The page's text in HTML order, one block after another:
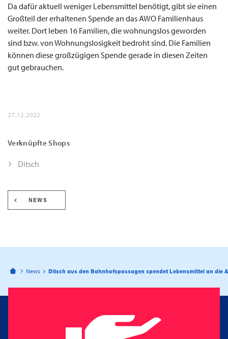
Da dafür aktuell weniger Lebensmittel benötigt, gibt sie einen
Großteil der erhaltenen Spende an das AWO Familienhaus
weiter. Dort leben 16 Familien, die wohnungslos geworden
sind bzw. von Wohnungslosigkeit bedroht sind. Die Familien
können diese großzügigen Spende gerade in diesen Zeiten
gut gebrauchen.
27.12.2022
Verknüpfte Shops
Ditsch
NEWS
Bahnhofspassagen Potsdam
News Ditsch aus den Bahnhofspassagen spendet Lebensmittel an die